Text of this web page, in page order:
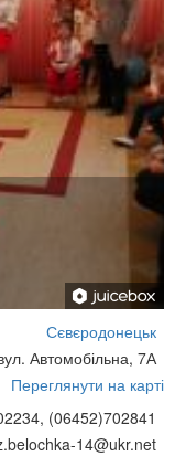
Сєвєродонецьк
Автомобільна, 7А
Переглянути на карті
(06452)702841
14@ukr.net